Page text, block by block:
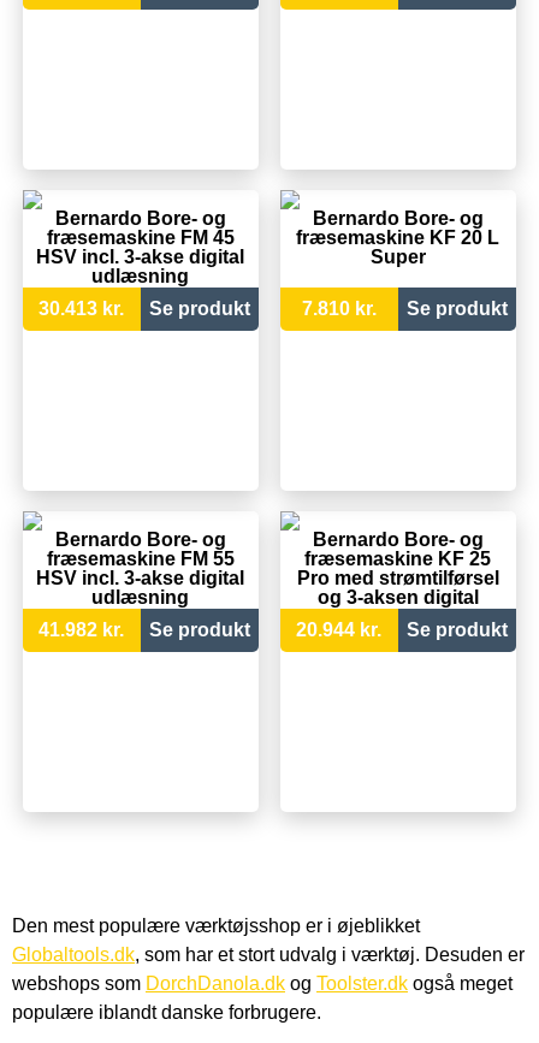
Bernardo Bore- og
fræsemaskine FM 45
HSV incl. 3-akse digital
udlæsning
30.413 kr.
Se produkt
Bernardo Bore- og
fræsemaskine KF 20 L
Super
7.810 kr. Se produkt
Bernardo Bore- og
fræsemaskine FM 55
HSV incl. 3-akse digital
udlæsning
41.982 kr.
Se produkt
Bernardo Bore- og
fræsemaskine KF 25
Pro med strømtilførsel
og 3-aksen digital
20.944 kr. Se produkt
Den mest populære værktøjsshop er i øjeblikket
Globaltools.dk, som har et stort udvalg i værktøj. Desuden er
webshops som DorchDanola.dk og Toolster.dk også meget
populære iblandt danske forbrugere.